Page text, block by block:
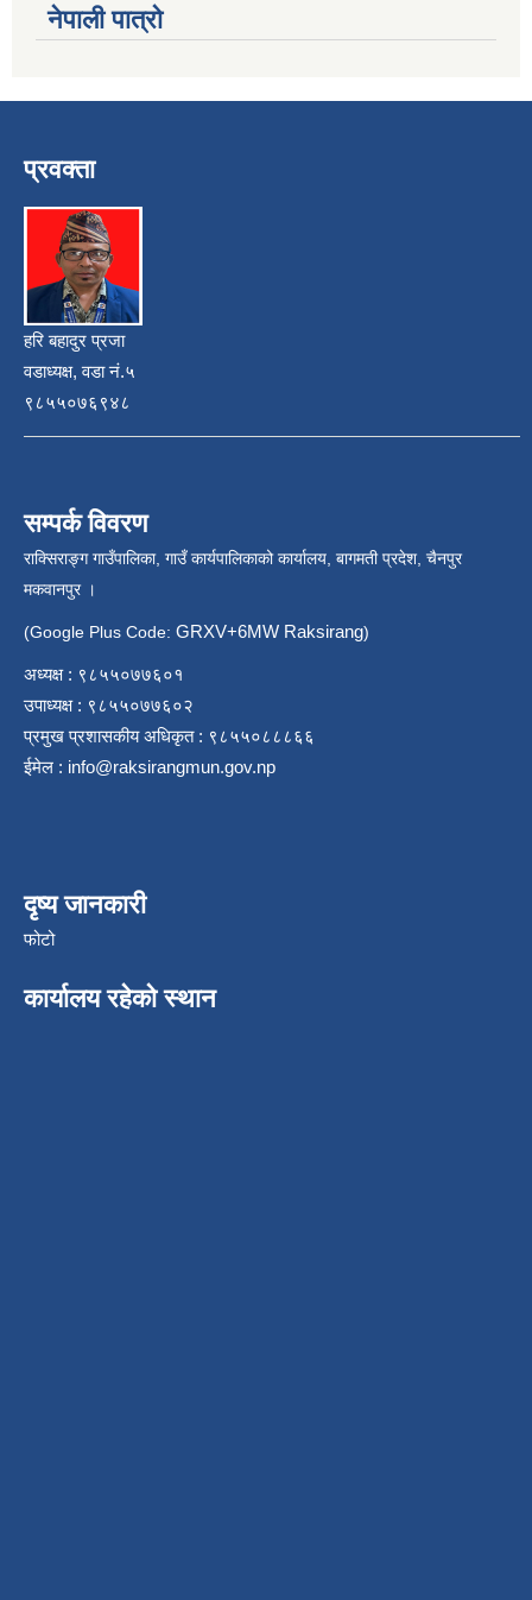
नेपाली पात्रो
प्रवक्ता
हरि बहादुर प्रजा
वडाध्यक्ष, वडा नं.५
९८५५०७६९४८
सम्पर्क विवरण
राक्सिराङ्ग गाउँपालिका, गाउँ कार्यपालिकाको कार्यालय, बागमती प्रदेश, चैनपुर
मकवानपुर ।
(Google Plus Code: GRXV+6MW Raksirang)
अध्यक्ष : ९८५५०७७६०१
उपाध्यक्ष : ९८५५०७७६०२
प्रमुख प्रशासकीय अधिकृत : ९८५५०८८८६६
ईमेल : info@raksirangmun.gov.np
दृष्य जानकारी
फोटो
कार्यालय रहेको स्थान